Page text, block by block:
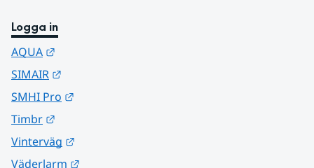
Logga in
AQUA
SIMAIR
SMHI Pro
Timbr
Vinterväg
Väderlarm